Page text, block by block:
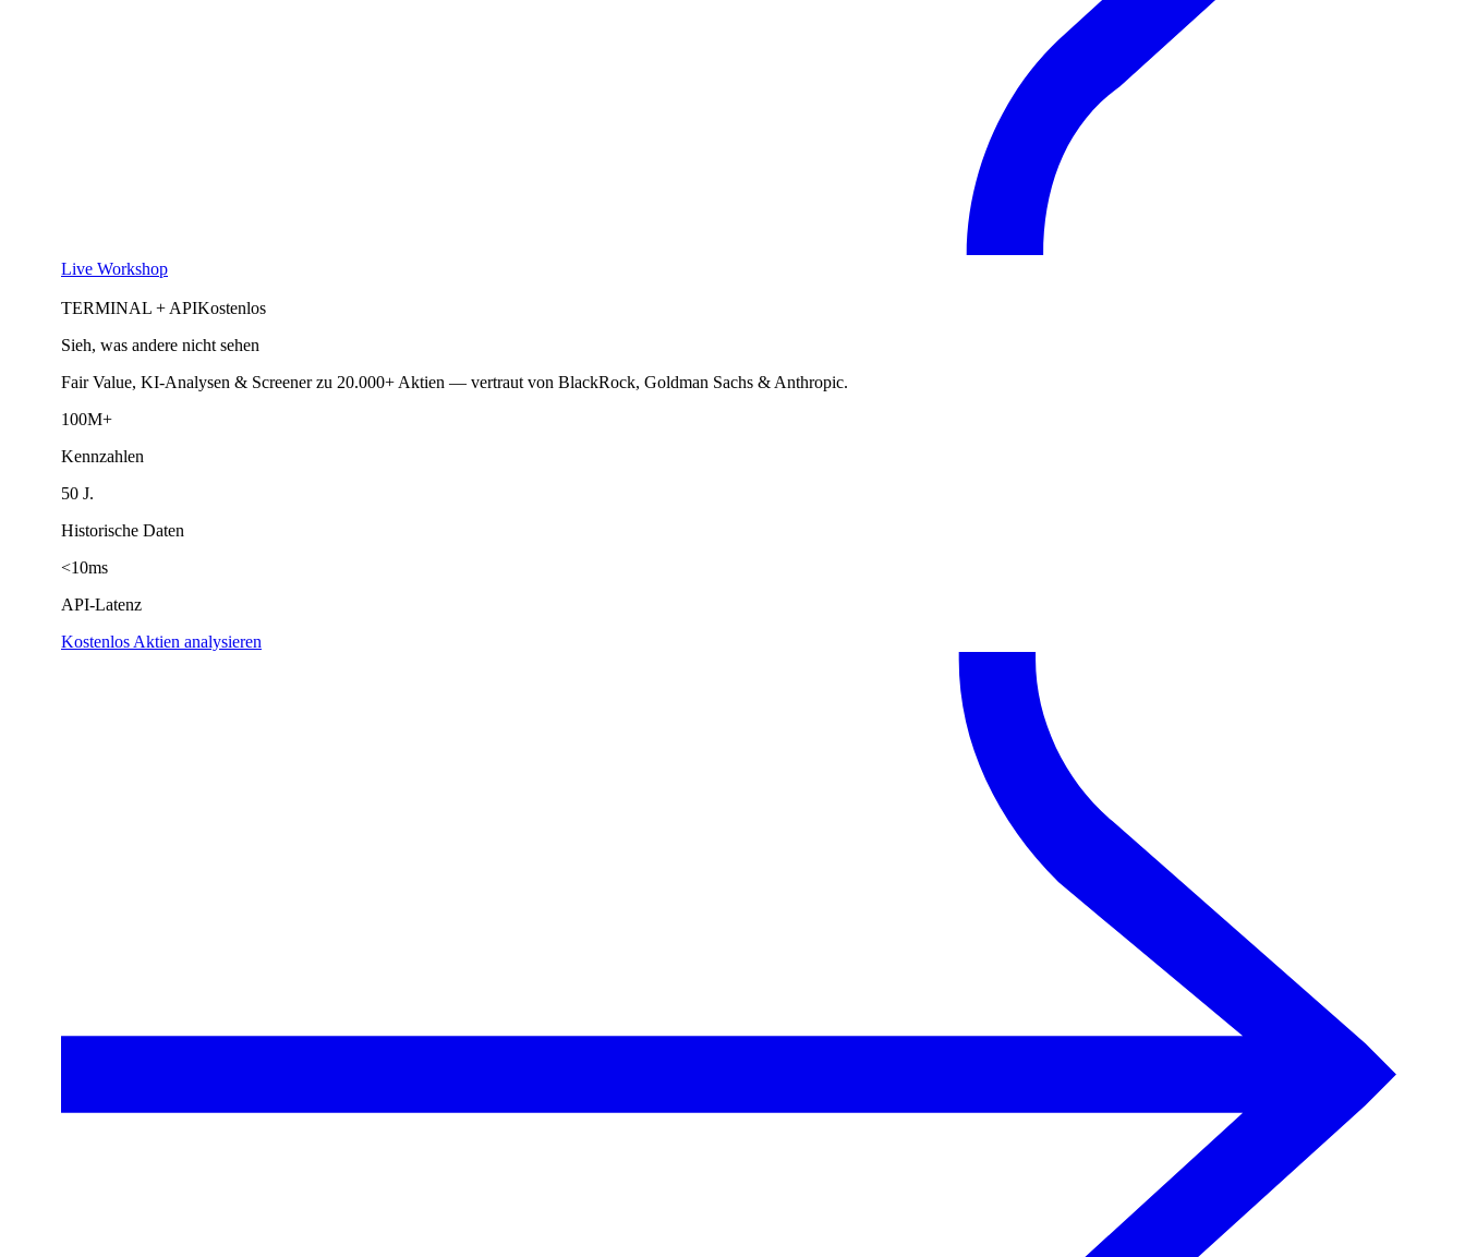
Live Workshop
TERMINAL + APIKostenlos
Sieh, was andere nicht sehen
Fair Value, KI-Analysen & Screener zu 20.000+ Aktien — vertraut von BlackRock, Goldman Sachs & Anthropic.
100M+
Kennzahlen
50 J.
Historische Daten
<10ms
API-Latenz
Kostenlos Aktien analysieren